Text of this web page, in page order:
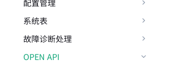
配置管理
系统表
故障诊断处理
OPEN API